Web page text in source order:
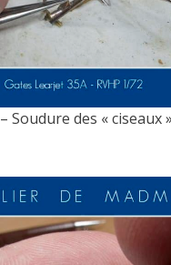
– Soudure des « ciseaux